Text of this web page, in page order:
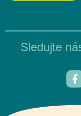
Sledujte